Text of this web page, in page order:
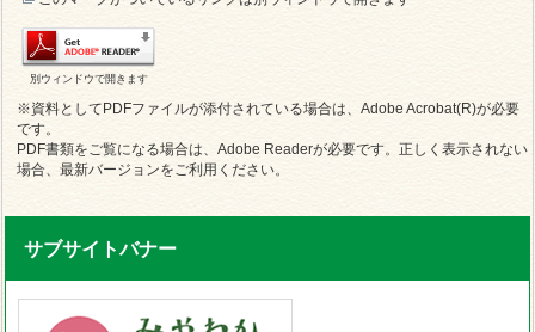
別ウィンドウで開きます
※資料としてPDFファイルが添付されている場合は、Adobe Acrobat(R)が必要
です。
PDF書類をご覧になる場合は、Adobe Readerが必要です。正しく表示されない
場合、最新バージョンをご利用ください。
サブサイトバナー